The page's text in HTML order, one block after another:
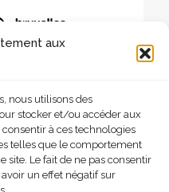
aux
nous utilisons des
stocker et/ou accéder aux
à ces technologies
telles que le comportement
site. Le fait de ne pas consentir
un effet négatif sur